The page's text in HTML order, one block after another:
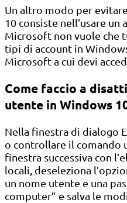
Un altro modo per
10 consiste nell’usare un
Microsoft non vuole che
tipi di account in
Microsoft a cui devi
Come faccio a
utente in Windows
Nella finestra di dialogo
o controllare il comando
finestra successiva con
locali, deseleziona
un nome utente e una
computer” e salva le